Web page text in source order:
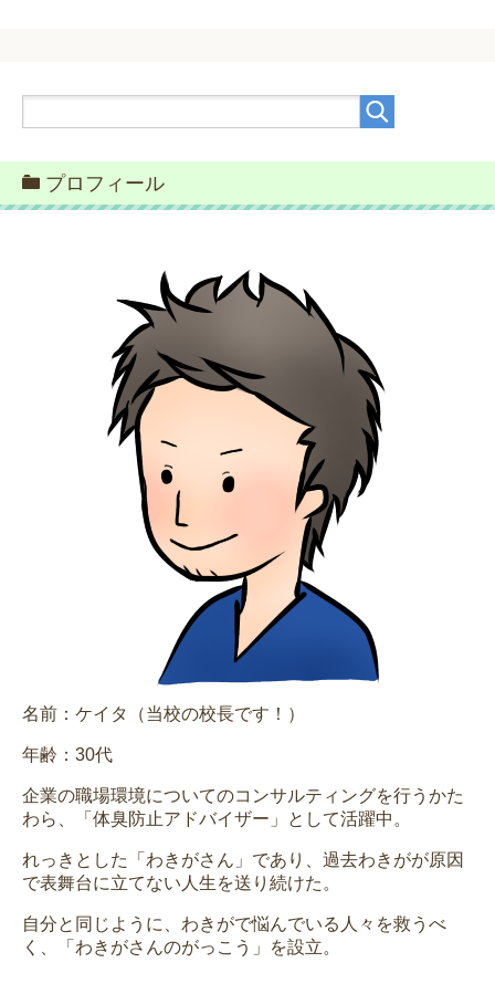
プロフィール
名前：ケイタ（当校の校長です！）
年齢：30代
企業の職場環境についてのコンサルティングを行うかた
わら、「体臭防止アドバイザー」として活躍中。
れっきとした「わきがさん」であり、過去わきがが原因
で表舞台に立てない人生を送り続けた。
自分と同じように、わきがで悩んでいる人々を救うべ
く、「わきがさんのがっこう」を設立。